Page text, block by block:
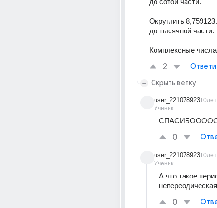
до сотой части.
Округлить
до тысячной части.
Комплексные
2
Скрыть ветку
user_221078923
Ученик
10лет
0
user_221078923
Ученик
10лет
А что такое
0